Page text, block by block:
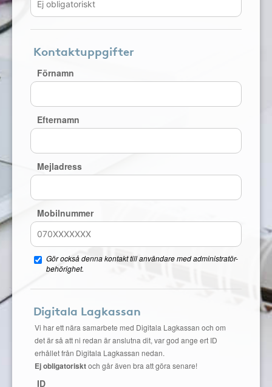
Kontaktuppgifter
Förnamn
Efternamn
Mejladress
Mobilnummer
Gör också denna kontakt till användare med administratör-
behörighet.
Digitala Lagkassan
Vi har ett nära samarbete med Digitala Lagkassan och om
det är så att ni redan är anslutna dit, var god ange ert ID
erhållet från Digitala Lagkassan nedan.
Ej obligatorisktoch går även bra att göra senare!
ID